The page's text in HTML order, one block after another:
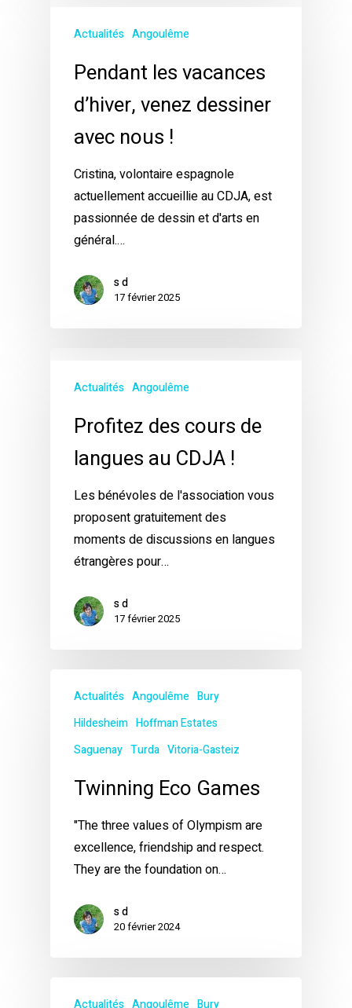
Actualités Angoulême
Pendant les vacances
d’hiver, venez dessiner
avec nous !
Cristina, volontaire espagnole
actuellement accueillie au CDJA, est
passionnée de dessin et d'arts en
général.…
s d
17 février 2025
Actualités Angoulême
Profitez des cours de
langues au CDJA !
Les bénévoles de l'association vous
proposent gratuitement des
moments de discussions en langues
étrangères pour…
s d
17 février 2025
Actualités Angoulême Bury
Hildesheim Hoffman Estates
Saguenay Turda Vitoria-Gasteiz
Twinning Eco Games
"The three values of Olympism are
excellence, friendship and respect.
They are the foundation on…
s d
20 février 2024
Actualités Angoulême Bury